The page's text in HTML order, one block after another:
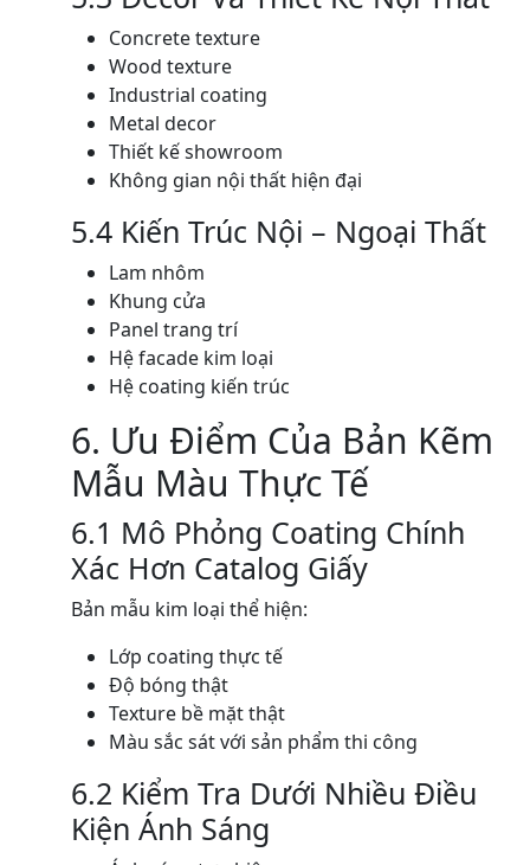
Concrete texture
Wood texture
Industrial coating
Metal decor
Thiết kế showroom
Không gian nội thất hiện đại
5.4 Kiến Trúc Nội – Ngoại Thất
Lam nhôm
Khung cửa
Panel trang trí
Hệ facade kim loại
Hệ coating kiến trúc
6. Ưu Điểm Của Bản Kẽm
Mẫu Màu Thực Tế
6.1 Mô Phỏng Coating Chính
Xác Hơn Catalog Giấy
Bản mẫu kim loại thể hiện:
Lớp coating thực tế
Độ bóng thật
Texture bề mặt thật
Màu sắc sát với sản phẩm thi công
6.2 Kiểm Tra Dưới Nhiều Điều
Kiện Ánh Sáng